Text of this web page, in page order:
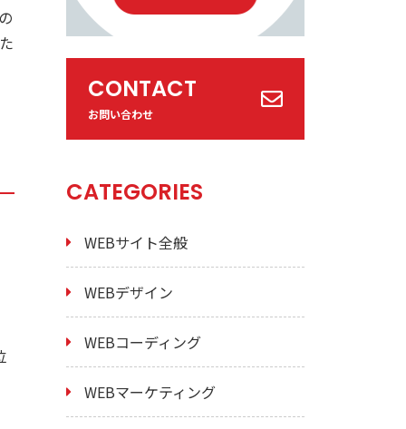
CONTACT
お問い合わせ
CATEGORIES
WEBサイト全般
WEBデザイン
WEBコーディング
WEBマーケティング